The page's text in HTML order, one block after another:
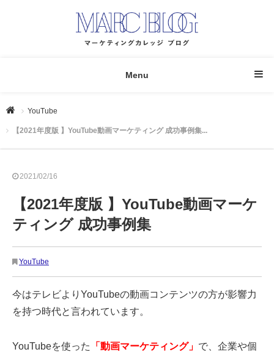
Menu
YouTube
【2021年度版 】YouTube動画マーケティング 成功事例集...
2021/02/16
【2021年度版 】YouTube動画マーケ
ティング 成功事例集
YouTube
今はテレビよりYouTubeの動画コンテンツの方が影響力
を持つ時代と言われています。
YouTubeを使った 「動画マーケティング」 で、企業や個